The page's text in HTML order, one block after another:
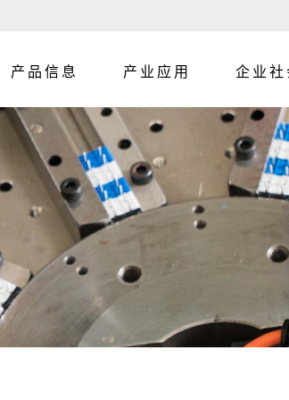
产品信息 产业应用 企业社